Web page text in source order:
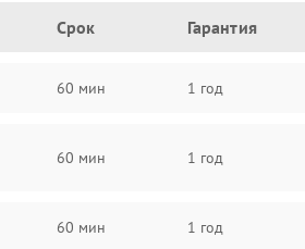
Срок Гарантия
60 мин 1 год
60 мин 1 год
60 мин 1 год